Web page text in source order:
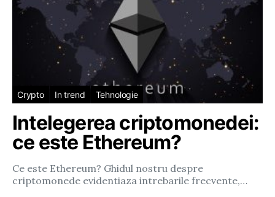
Crypto In trend Tehnologie
Intelegerea criptomonedei:
ce este Ethereum?
Ce este Ethereum? Ghidul nostru despre
criptomonede evidentiaza intrebarile frecvente,…